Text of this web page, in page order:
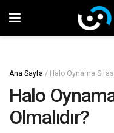
Ana Sayfa / Halo Oynama
Halo Oynama
Olmalıdır?